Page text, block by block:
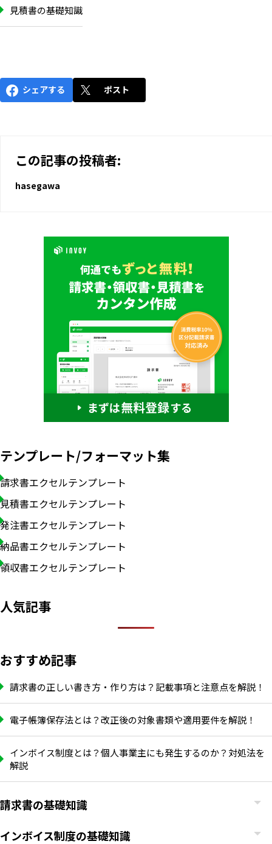
見積書の基礎知識
シェアする ポスト
この記事の投稿者:
hasegawa
テンプレート/フォーマット集
請求書エクセルテンプレート
見積書エクセルテンプレート
発注書エクセルテンプレート
納品書エクセルテンプレート
領収書エクセルテンプレート
人気記事
おすすめ記事
請求書の正しい書き方・作り方は？記載事項と注意点を解説！
電子帳簿保存法とは？改正後の対象書類や適用要件を解説！
インボイス制度とは？個人事業主にも発生するのか？対処法を
解説
請求書の基礎知識
インボイス制度の基礎知識